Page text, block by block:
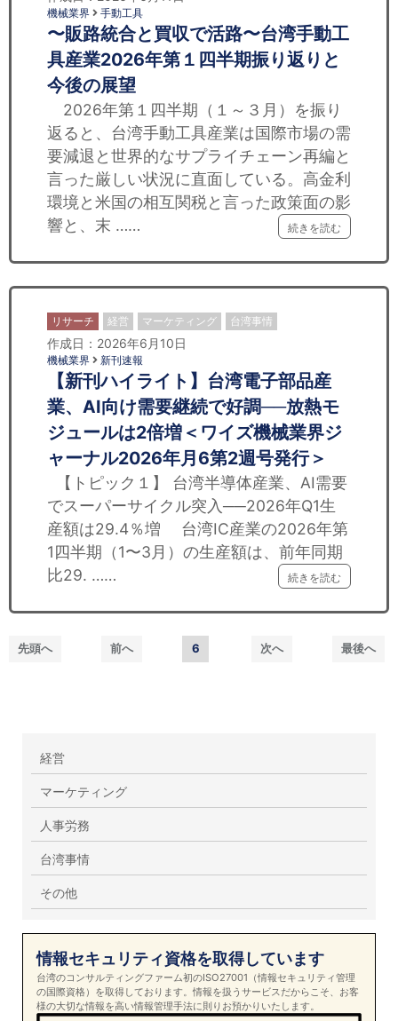
機械業界 手動工具
〜販路統合と買収で活路〜台湾手動工
具産業2026年第１四半期振り返りと
今後の展望
2026年第１四半期（１～３月）を振り
返ると、台湾手動工具産業は国際市場の需
要減退と世界的なサプライチェーン再編と
言った厳しい状況に直面している。高金利
環境と米国の相互関税と言った政策面の影
響と、末 ……
続きを読む
リサーチ 経営 マーケティング 台湾事情
作成日：2026年6月10日
機械業界 新刊速報
【新刊ハイライト】台湾電子部品産
業、AI向け需要継続で好調──放熱モ
ジュールは2倍増＜ワイズ機械業界ジ
ャーナル2026年月6第2週号発行＞
【トピック１】 台湾半導体産業、AI需要
でスーパーサイクル突入──2026年Q1生
産額は29.4％増 台湾IC産業の2026年第
1四半期（1〜3月）の生産額は、前年同期
比29. ……
続きを読む
先頭へ 前へ 6 次へ 最後へ
経営
マーケティング
人事労務
台湾事情
その他
情報セキュリティ資格を取得しています
台湾のコンサルティングファーム初のISO27001（情報セキュリティ管理
の国際資格）を取得しております。情報を扱うサービスだからこそ、お客
様の大切な情報を高い情報管理手法に則りお預かりいたします。